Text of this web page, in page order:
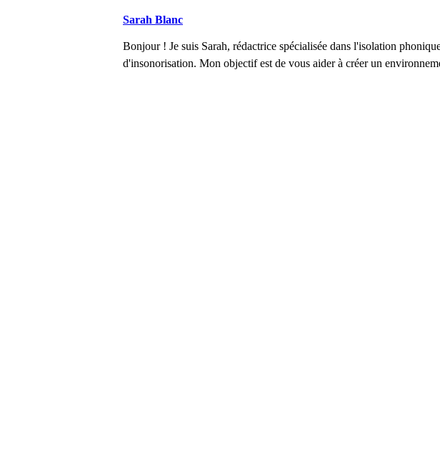
Sarah Blanc
Bonjour ! Je suis Sarah, rédactrice spécialisée dans l'isolation
d'insonorisation. Mon objectif est de vous aider à créer un